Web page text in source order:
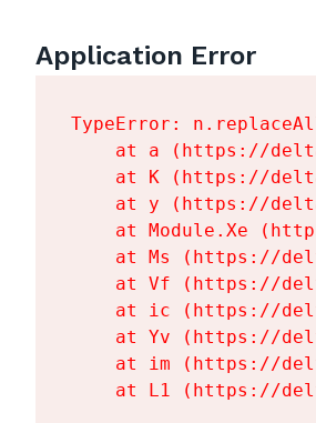
Application Error
TypeError:
at a (https://
at K (https://
at y (https://
at Module.Xe
at Ms (https://
at Vf (https://
at ic (https://
at Yv (https://
at im (https://
at L1 (https://